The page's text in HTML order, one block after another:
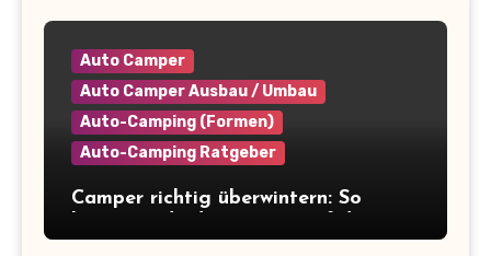
Auto Camper
Auto Camper Ausbau / Umbau
Auto-Camping (Formen)
Auto-Camping Ratgeber
Camper richtig überwintern: So
Winterpause vor